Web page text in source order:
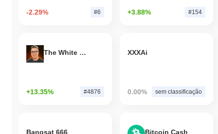
-2.29% #6 +3.88% #154
The White Bull
+13.35% #4876
XXXAi
0.00% sem classificação
Bangsat 666 Bitcoin Cash